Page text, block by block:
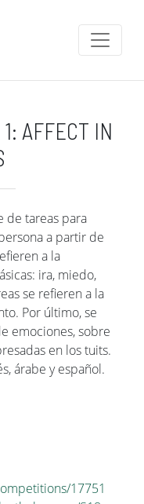
AFFECT IN
de tareas para
a partir de
a la
ira, miedo,
se refieren a la
Por último, se
emociones, sobre
en los tuits.
árabe y español.
17751